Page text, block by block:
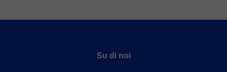
Su di noi